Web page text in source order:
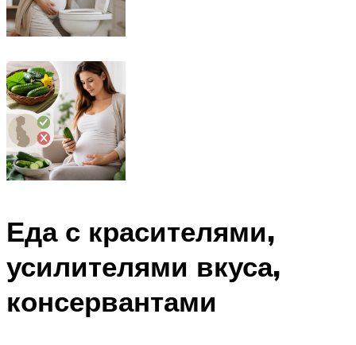
Еда с красителями,
усилителями вкуса,
консервантами